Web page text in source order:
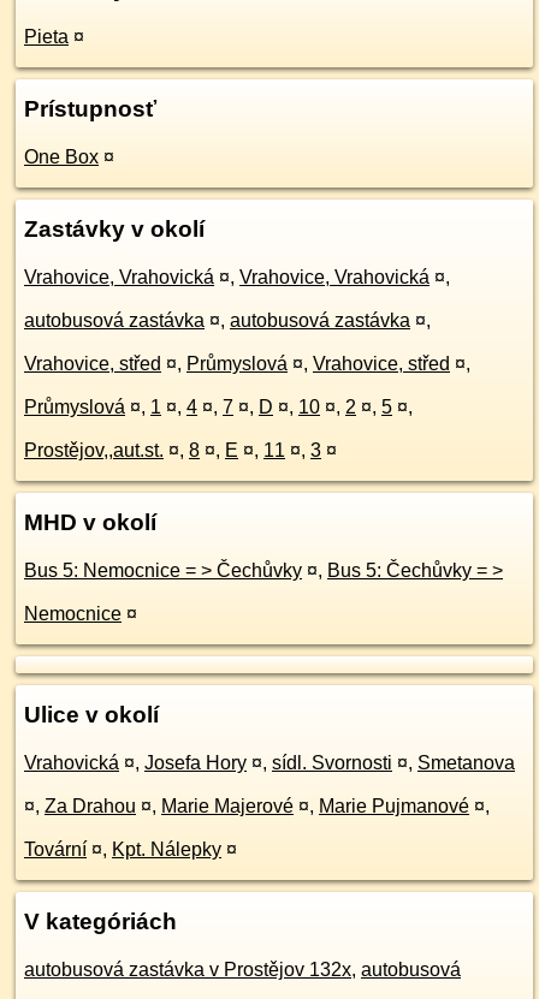
Pieta ¤
Prístupnosť
One Box ¤
Zastávky v okolí
Vrahovice, Vrahovická ¤, Vrahovice, Vrahovická ¤,
autobusová zastávka ¤, autobusová zastávka ¤,
Vrahovice, střed ¤, Průmyslová ¤, Vrahovice, střed ¤,
Průmyslová ¤, 1 ¤, 4 ¤, 7 ¤, D ¤, 10 ¤, 2 ¤, 5 ¤,
Prostějov,,aut.st. ¤, 8 ¤, E ¤, 11 ¤, 3 ¤
MHD v okolí
Bus 5: Nemocnice = > Čechůvky ¤, Bus 5: Čechůvky = >
Nemocnice ¤
Ulice v okolí
Vrahovická ¤, Josefa Hory ¤, sídl. Svornosti ¤, Smetanova
¤, Za Drahou ¤, Marie Majerové ¤, Marie Pujmanové ¤,
Tovární ¤, Kpt. Nálepky ¤
V kategóriách
autobusová zastávka v Prostějov 132x, autobusová